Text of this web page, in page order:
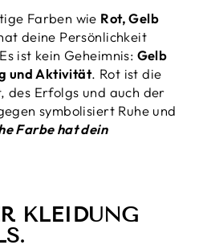
Farben wie Rot, Gelb
deine Persönlichkeit
ist kein Geheimnis: Gelb
und Aktivität. Rot ist die
des Erfolgs und auch der
symbolisiert Ruhe und
Farbe hat dein
KLEIDUNG